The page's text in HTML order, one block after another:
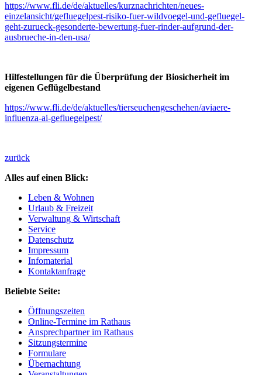
https://www.fli.de/de/aktuelles/kurznachrichten/neues-
einzelansicht/gefluegelpest-risiko-fuer-wildvoegel-und-gefluegel-
geht-zurueck-gesonderte-bewertung-fuer-rinder-aufgrund-der-
ausbrueche-in-den-usa/
Hilfestellungen für die Überprüfung der Biosicherheit im
eigenen Geflügelbestand
https://www.fli.de/de/aktuelles/tierseuchengeschehen/aviaere-
influenza-ai-gefluegelpest/
zurück
Alles auf einen Blick:
Leben & Wohnen
Urlaub & Freizeit
Verwaltung & Wirtschaft
Service
Datenschutz
Impressum
Infomaterial
Kontaktanfrage
Beliebte Seite:
Öffnungszeiten
Online-Termine im Rathaus
Ansprechpartner im Rathaus
Sitzungstermine
Formulare
Übernachtung